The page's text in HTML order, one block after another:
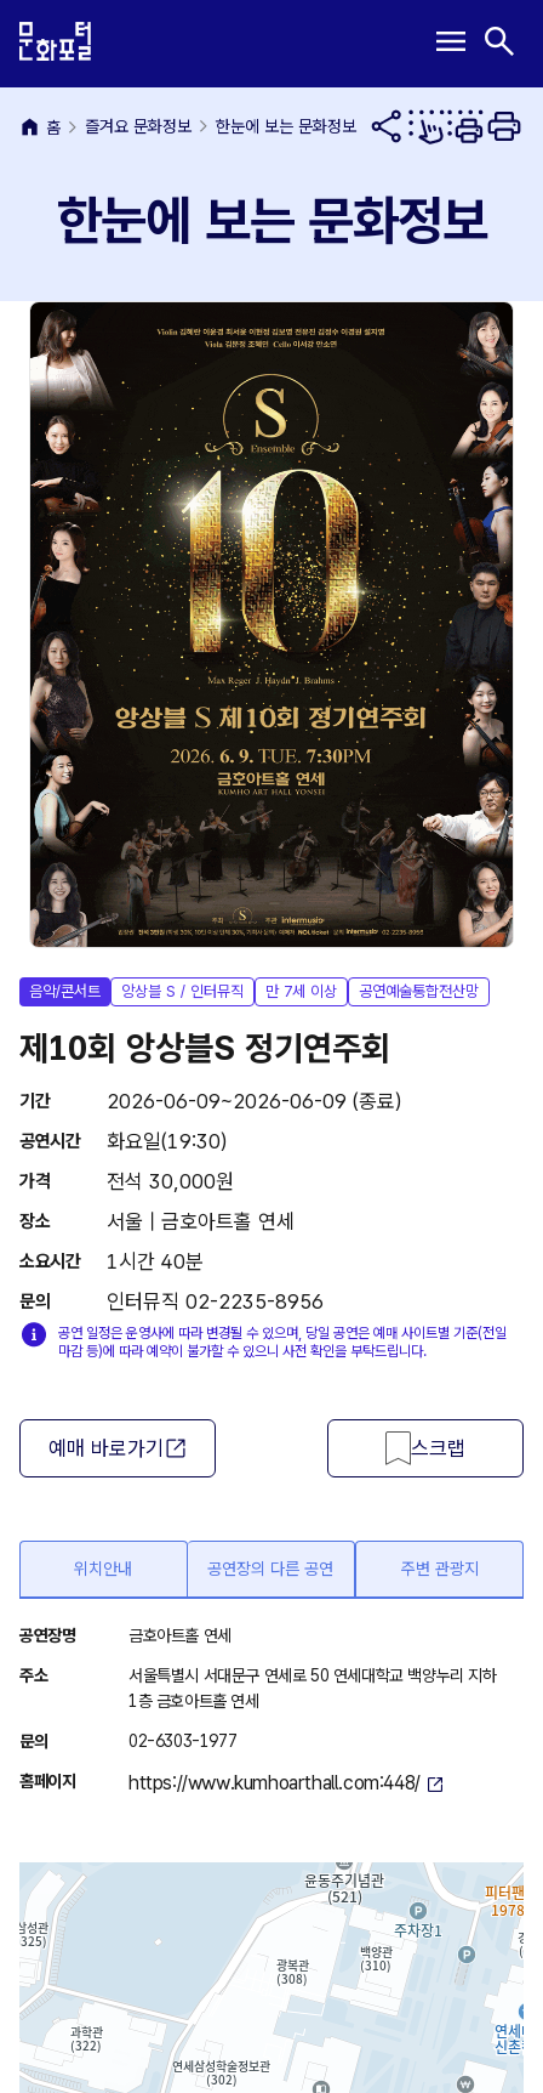
문
내
용
메
뉴
바
메
열
기
menu 검
열
기
search
home 홈 즐겨요 문화정보 한눈에 보는 문화정보
한눈에 보는 문화정보
음악/콘서트 앙상블 S / 인터뮤직 만 7세 이상 공연예술통합전산망
제10회 앙상블S 정기연주회
기간 2026-06-09~2026-06-09 (종료)
공연시간 화요일(19:30)
가격 전석 30,000원
장소 서울 | 금호아트홀 연세
소요시간 1시간 40분
문의 인터뮤직 02-2235-8956
공연 일정은 운영사에 따라 변경될 수 있으며, 당일 공연은 예매 사이트별 기준(전일
마감 등)에 따라 예약이 불가할 수 있으니 사전 확인을 부탁드립니다.
예매 바로가기 스크랩
위치안내 공연장의 다른 공연 주변 관광지
위
치
내
공연장명 금호아트홀 연세
주소
서울특별시 서대문구 연세로 50 연세대학교 백양누리 지하
1층 금호아트홀 연세
문의 02-6303-1977
홈페이지 https://www.kumhoarthall.com:448/